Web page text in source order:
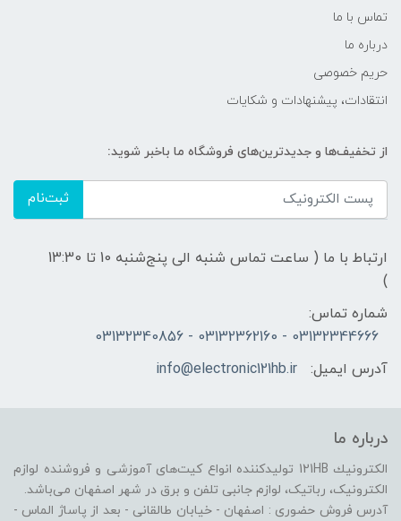
تماس با ما
درباره ما
حریم خصوصی
انتقادات، پیشنهادات و شکایات
از تخفیف‌ها و جدیدترین‌های فروشگاه ما باخبر شوید:
ثبت‌نام
ارتباط با ما ( ساعت تماس شنبه الی پنج‌شنبه 10 تا 13:30
)
شماره تماس:
03132344666 - 03132362160 - 03132340856
آدرس ایمیل:
info@electronic121hb.ir
درباره ما
الكترونيك 121HB توليدكننده انواع کیت‌های آموزشی و فروشنده لوازم
الکترونیک، رباتیک، لوازم جانبی تلفن و برق در شهر اصفهان می‌باشد.
آدرس فروش حضوری : اصفهان - خیابان طالقانی - بعد از پاساژ الماس -